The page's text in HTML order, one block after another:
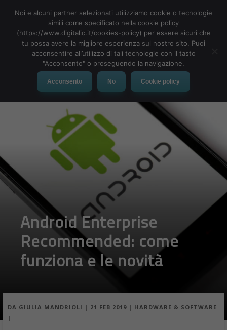
MENU
Android Enterprise
Recommended: come
funziona e le novità
DA GIULIA MANDRIOLI | 21 FEB 2019 | HARDWARE & SOFTWARE
|
Noi e alcuni partner selezionati utilizziamo cookie o tecnologie
simili come specificato nella cookie policy
(https://www.digitalic.it/cookies-policy) per essere sicuri che
tu possa avere la migliore esperienza sul nostro sito. Puoi
acconsentire all’utilizzo di tali tecnologie con il tasto
"Acconsento" o proseguendo la navigazione.
Acconsento No Cookie policy